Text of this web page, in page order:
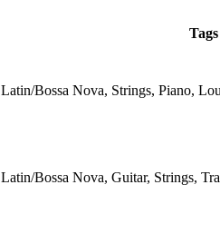
Tags
Latin/Bossa Nova, Strings, Piano,
Latin/Bossa Nova, Guitar, Strings,